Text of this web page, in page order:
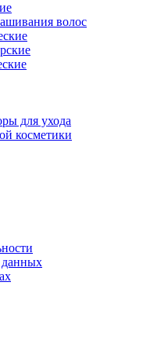
волос
для ухода
косметики
данных